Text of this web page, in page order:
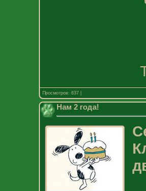
Просмотров: 637 |
Нам 2 года!